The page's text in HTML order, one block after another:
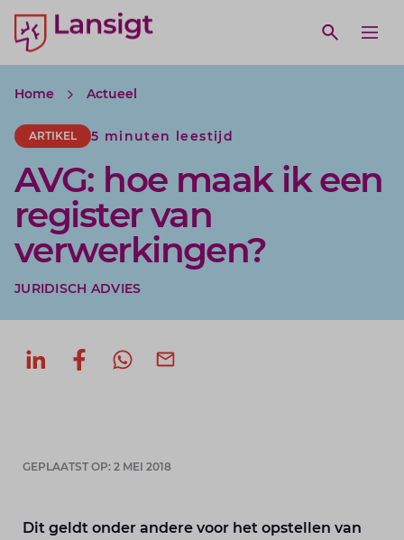
Lansigt Accountants logo
Open
search website
Home Actueel
ARTIKEL 5 minuten leestijd
AVG: hoe maak ik een
register van
verwerkingen?
JURIDISCH ADVIES
Deel op LinkedIn
Deel op Facebook
GEPLAATST OP: 2 MEI 2018
Dit geldt onder andere voor het opstellen van